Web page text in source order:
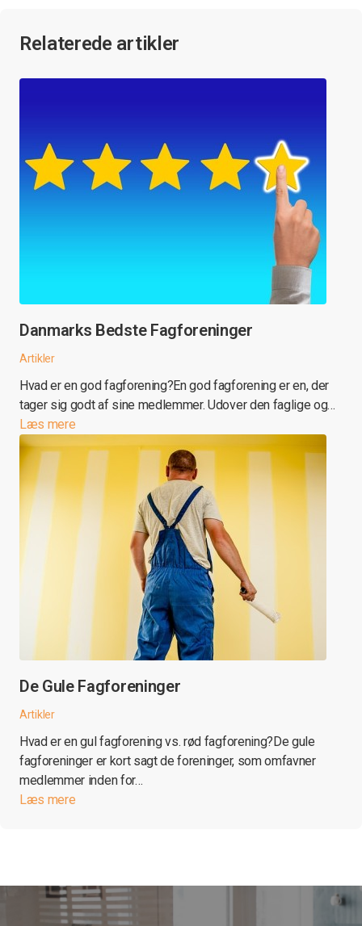
Relaterede artikler
Danmarks Bedste Fagforeninger
Artikler
Hvad er en god fagforening?En god fagforening er en, der
tager sig godt af sine medlemmer. Udover den faglige og…
Læs mere
De Gule Fagforeninger
Artikler
Hvad er en gul fagforening vs. rød fagforening?De gule
fagforeninger er kort sagt de foreninger, som omfavner
medlemmer inden for…
Læs mere